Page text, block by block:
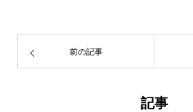
前の記事
記事